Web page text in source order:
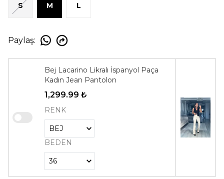
S M L
Paylaş:
Bej Lacarino Likralı İspanyol Paça
Kadın Jean Pantolon
1,299.99 ₺
RENK
BEDEN